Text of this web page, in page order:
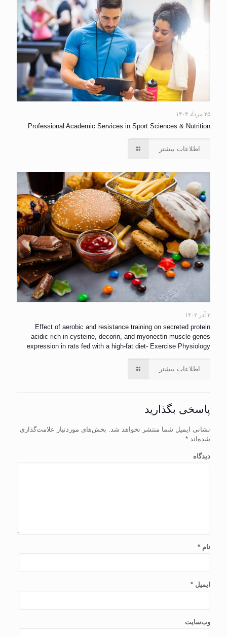
۲۵ مرداد ۱۴۰۴
Professional Academic Services in Sport Sciences & Nutrition
اطلاعات بیشتر
۳ آذر ۱۴۰۲
Effect of aerobic and resistance training on secreted protein
acidic rich in cysteine, decorin, and myonectin muscle genes
expression in rats fed with a high-fat diet- Exercise Physiology
اطلاعات بیشتر
پاسخی بگذارید
نشانی ایمیل شما منتشر نخواهد شد. بخش‌های موردنیاز علامت‌گذاری
شده‌اند *
دیدگاه
نام *
ایمیل *
وب‌سایت